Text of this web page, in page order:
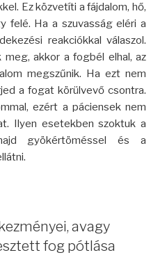
Ez közvetíti a fájdalom, hő,
felé. Ha a szuvasság eléri a
reakciókkal válaszol.
meg, akkor a fogbél elhal, az
megszűnik. Ha ezt nem
a fogat körülvevő csontra.
ezért a páciensek nem
Ilyen esetekben szoktuk a
gyökértöméssel és a
avagy
fog pótlása